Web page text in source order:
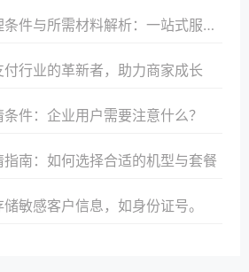
解析：一站式服务助你快速接入支付市场并享受优惠政策
付行业的革新者，助力商家成长
件：企业用户需要注意什么？
指南：如何选择合适的机型与套餐
敏感客户信息，如身份证号。